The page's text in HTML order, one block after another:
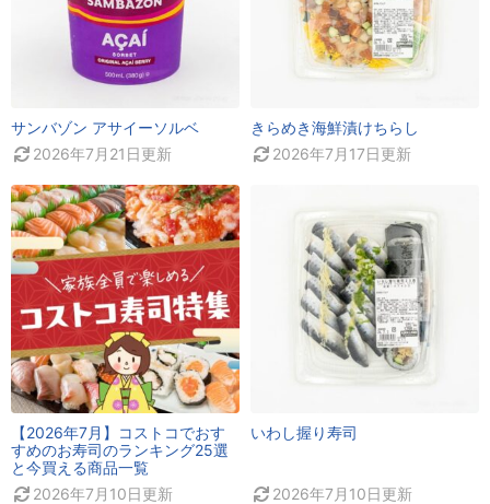
サンバゾン アサイーソルベ
2026年7月21日更新
きらめき海鮮漬けちらし
2026年7月17日更新
【2026年7月】コストコでおす
すめのお寿司のランキング25選
と今買える商品一覧
2026年7月10日更新
いわし握り寿司
2026年7月10日更新